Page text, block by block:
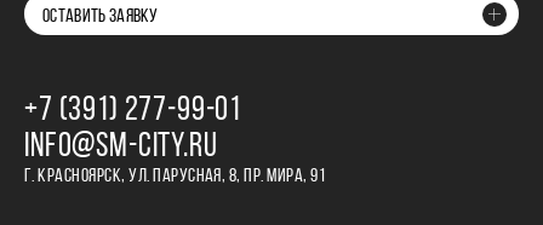
ОСТАВИТЬ ЗАЯВКУ
+7 (391) 277‒99‒01
INFO@SM-CITY.RU
Г. КРАСНОЯРСК, УЛ. ПАРУСНАЯ, 8, ПР. МИРА, 91